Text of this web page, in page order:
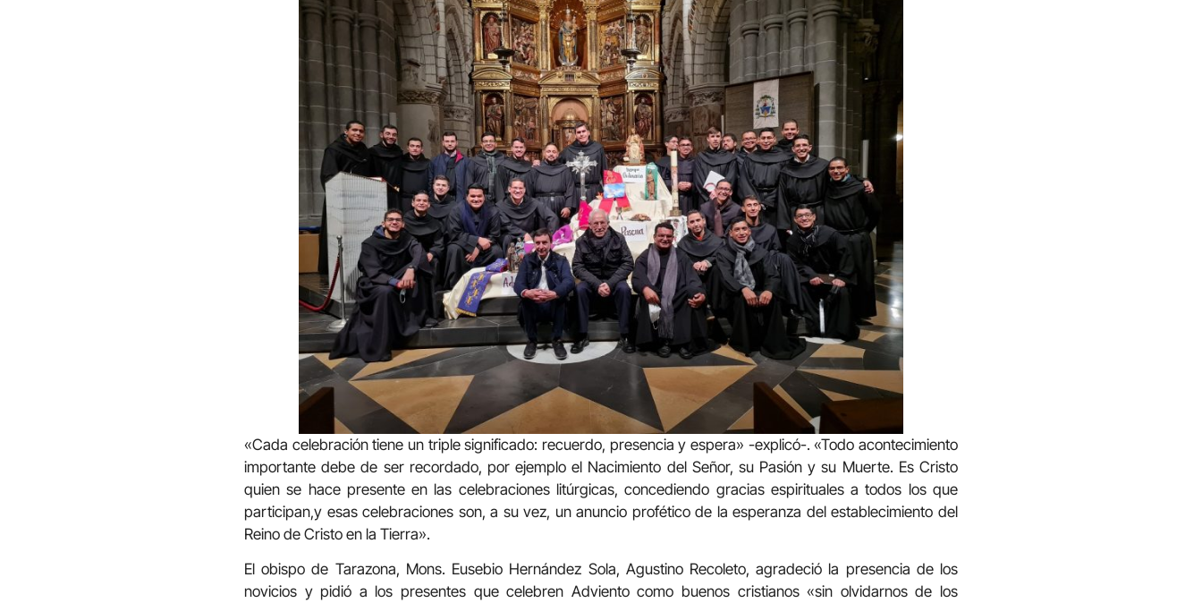
«Cada celebración tiene un triple significado: recuerdo, presencia y espera» -explicó-. «Todo acontecimiento
importante debe de ser recordado, por ejemplo el Nacimiento del Señor, su Pasión y su Muerte. Es Cristo
quien se hace presente en las celebraciones litúrgicas, concediendo gracias espirituales a todos los que
participan,y esas celebraciones son, a su vez, un anuncio profético de la esperanza del establecimiento del
Reino de Cristo en la Tierra».
El obispo de Tarazona, Mons. Eusebio Hernández Sola, Agustino Recoleto, agradeció la presencia de los
novicios y pidió a los presentes que celebren Adviento como buenos cristianos «sin olvidarnos de los